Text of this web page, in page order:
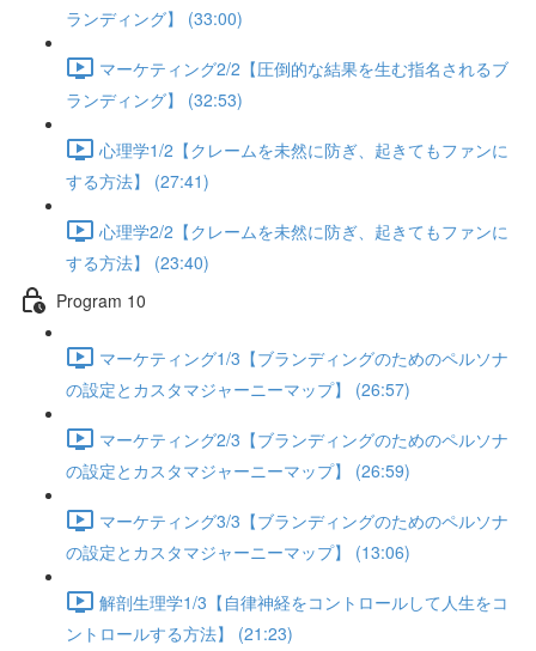
ランディング】 (33:00)
マーケティング2/2【圧倒的な結果を生む指名されるブ
ランディング】 (32:53)
心理学1/2【クレームを未然に防ぎ、起きてもファンに
する方法】 (27:41)
心理学2/2【クレームを未然に防ぎ、起きてもファンに
する方法】 (23:40)
Program 10
マーケティング1/3【ブランディングのためのペルソナ
の設定とカスタマジャーニーマップ】 (26:57)
マーケティング2/3【ブランディングのためのペルソナ
の設定とカスタマジャーニーマップ】 (26:59)
マーケティング3/3【ブランディングのためのペルソナ
の設定とカスタマジャーニーマップ】 (13:06)
解剖生理学1/3【自律神経をコントロールして人生をコ
ントロールする方法】 (21:23)